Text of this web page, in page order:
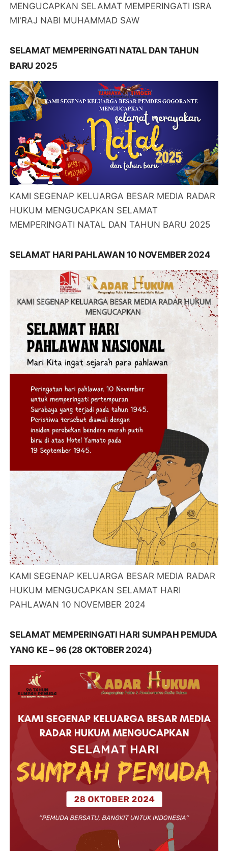
MENGUCAPKAN SELAMAT MEMPERINGATI ISRA
MI'RAJ NABI MUHAMMAD SAW
SELAMAT MEMPERINGATI NATAL DAN TAHUN
BARU 2025
KAMI SEGENAP KELUARGA BESAR MEDIA RADAR
HUKUM MENGUCAPKAN SELAMAT
MEMPERINGATI NATAL DAN TAHUN BARU 2025
SELAMAT HARI PAHLAWAN 10 NOVEMBER 2024
KAMI SEGENAP KELUARGA BESAR MEDIA RADAR
HUKUM MENGUCAPKAN SELAMAT HARI
PAHLAWAN 10 NOVEMBER 2024
SELAMAT MEMPERINGATI HARI SUMPAH PEMUDA
YANG KE – 96 (28 OKTOBER 2024)